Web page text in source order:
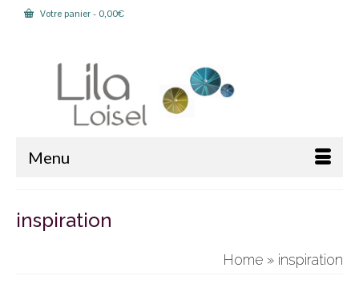
Votre panier- 0,00€
Menu
inspiration
Home » inspiration